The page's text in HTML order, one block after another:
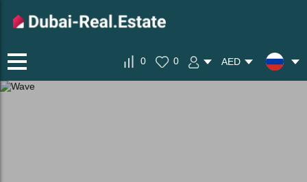
0 0 AED